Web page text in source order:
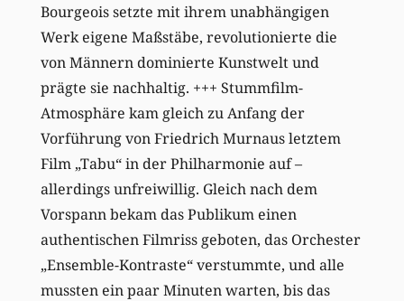
Bourgeois setzte mit ihrem unabhängigen
Werk eigene Maßstäbe, revolutionierte die
von Männern dominierte Kunstwelt und
prägte sie nachhaltig. +++ Stummfilm-
Atmosphäre kam gleich zu Anfang der
Vorführung von Friedrich Murnaus letztem
Film „Tabu“ in der Philharmonie auf –
allerdings unfreiwillig. Gleich nach dem
Vorspann bekam das Publikum einen
authentischen Filmriss geboten, das Orchester
„Ensemble-Kontraste“ verstummte, und alle
mussten ein paar Minuten warten, bis das